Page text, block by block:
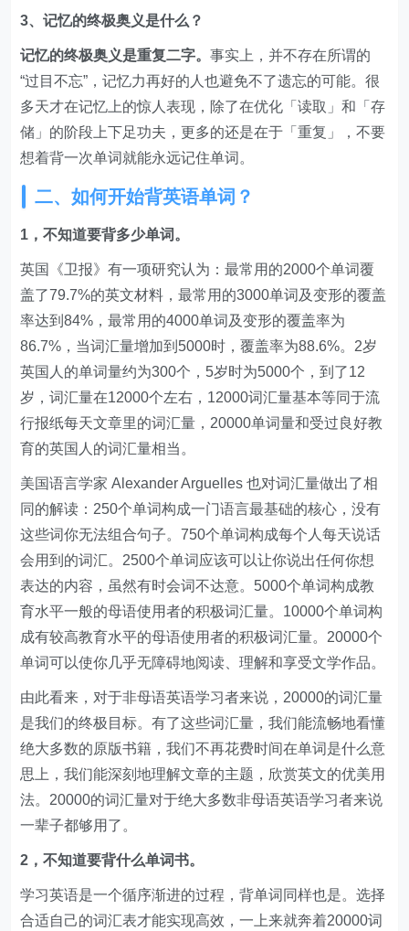
3、记忆的终极奥义是什么？
记忆的终极奥义是重复二字。事实上，并不存在所谓的
“过目不忘”，记忆力再好的人也避免不了遗忘的可能。很
多天才在记忆上的惊人表现，除了在优化「读取」和「存
储」的阶段上下足功夫，更多的还是在于「重复」，不要
想着背一次单词就能永远记住单词。
二、如何开始背英语单词？
1，不知道要背多少单词。
英国《卫报》有一项研究认为：最常用的2000个单词覆
盖了79.7%的英文材料，最常用的3000单词及变形的覆盖
率达到84%，最常用的4000单词及变形的覆盖率为
86.7%，当词汇量增加到5000时，覆盖率为88.6%。2岁
英国人的单词量约为300个，5岁时为5000个，到了12
岁，词汇量在12000个左右，12000词汇量基本等同于流
行报纸每天文章里的词汇量，20000单词量和受过良好教
育的英国人的词汇量相当。
美国语言学家 Alexander Arguelles 也对词汇量做出了相
同的解读：250个单词构成一门语言最基础的核心，没有
这些词你无法组合句子。750个单词构成每个人每天说话
会用到的词汇。2500个单词应该可以让你说出任何你想
表达的内容，虽然有时会词不达意。5000个单词构成教
育水平一般的母语使用者的积极词汇量。10000个单词构
成有较高教育水平的母语使用者的积极词汇量。20000个
单词可以使你几乎无障碍地阅读、理解和享受文学作品。
由此看来，对于非母语英语学习者来说，20000的词汇量
是我们的终极目标。有了这些词汇量，我们能流畅地看懂
绝大多数的原版书籍，我们不再花费时间在单词是什么意
思上，我们能深刻地理解文章的主题，欣赏英文的优美用
法。20000的词汇量对于绝大多数非母语英语学习者来说
一辈子都够用了。
2，不知道要背什么单词书。
学习英语是一个循序渐进的过程，背单词同样也是。选择
合适自己的词汇表才能实现高效，一上来就奔着20000词